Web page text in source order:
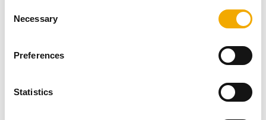
Necessary
Preferences
Statistics
Tjek løbende for rust og udbedr det hurtigt.
skaber problemer, hvis de står på blødt eller ujævnt